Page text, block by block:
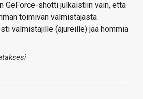
GeForce-shotti julkaistiin vain, että
toimivan valmistajasta
valmistajille (ajureille) jää hommia